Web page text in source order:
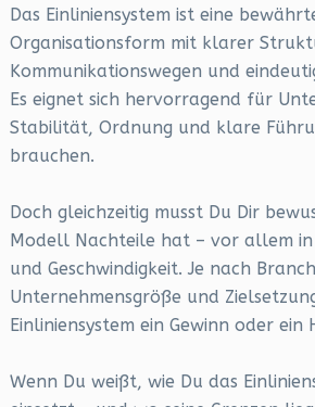
Das Einliniensystem ist eine
Organisationsform mit klarer
Kommunikationswegen und
Es eignet sich hervorragend für
Stabilität, Ordnung und klare
brauchen.
Doch gleichzeitig musst Du Dir
Modell Nachteile hat – vor allem
und Geschwindigkeit. Je nach
Unternehmensgröße und
Einliniensystem ein Gewinn oder ein
Wenn Du weißt, wie Du das